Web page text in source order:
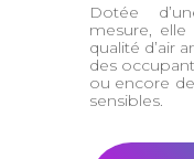
Dotée
mesure,
qualité d’air
des
ou encore
sensibles.